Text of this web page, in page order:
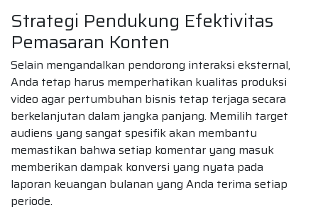
Strategi Pendukung Efektivitas
Pemasaran Konten
Selain mengandalkan pendorong interaksi eksternal,
Anda tetap harus memperhatikan kualitas produksi
video agar pertumbuhan bisnis tetap terjaga secara
berkelanjutan dalam jangka panjang. Memilih target
audiens yang sangat spesifik akan membantu
memastikan bahwa setiap komentar yang masuk
memberikan dampak konversi yang nyata pada
laporan keuangan bulanan yang Anda terima setiap
periode.